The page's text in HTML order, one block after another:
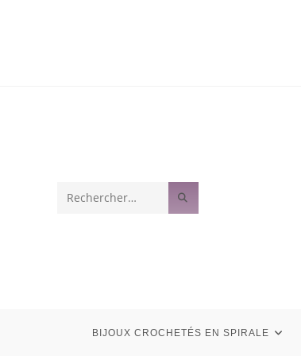
Rechercher
BIJOUX CROCHETÉS EN SPIRALE